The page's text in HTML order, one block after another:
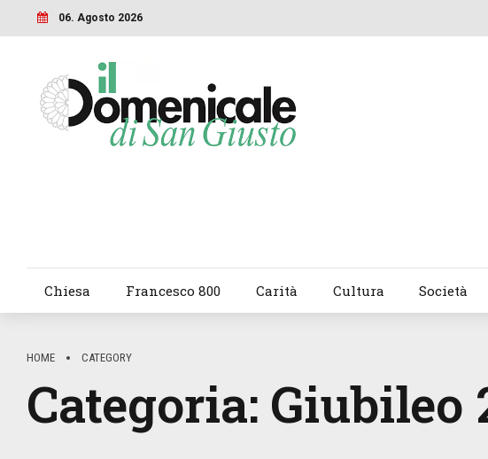
06. Agosto 2026
Chiesa Francesco 800 Carità Cultura Società
HOME CATEGORY
Categoria: Giubileo